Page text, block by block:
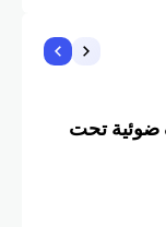
ضوئية تحت